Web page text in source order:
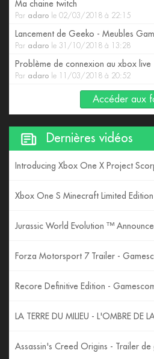
Ma chaine twitch
Par adaro le 02/03/2018 à 22:15
Par adaro le 31/10/2018 à 13:28
Problème de connexion au xbox live
Par adaro le 11/03/2018 à 20:52
Accéder aux
Dernières vidéos
Introducing Xbox One X Project
Jurassic World Evolution ™
Forza Motorsport 7 Trailer -
Recore Definitive Edition -